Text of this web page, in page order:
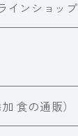
インショップ
食の通販）